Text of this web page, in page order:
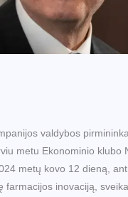
valdybos
metu Ekonominio klubo
metų kovo 12 dieną,
farmacijos inovaciją,